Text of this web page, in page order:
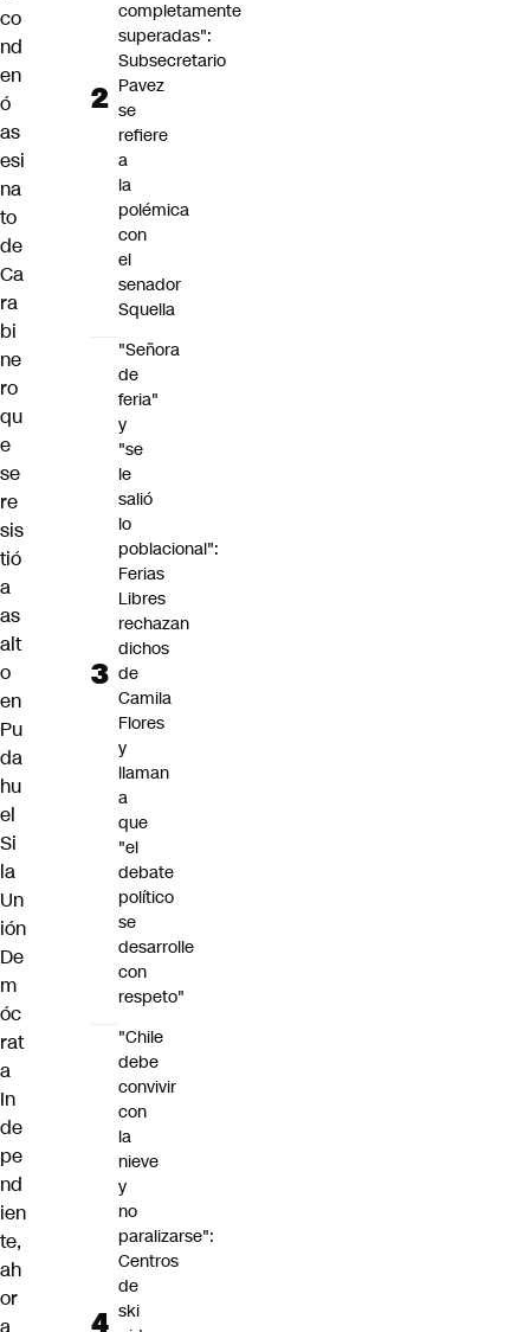
co
nd
en
ó
as
esi
na
to
de
Ca
ra
bi
ne
ro
qu
e
se
re
sis
tió
a
as
alt
o
en
Pu
da
hu
el
Si
la
Un
ión
De
m
óc
rat
a
In
de
pe
nd
ien
te,
ah
or
a
completamente
superadas":
Subsecretario
Pavez
se
refiere
a
la
polémica
con
el
senador
Squella
"Señora
de
feria"
y
"se
le
salió
lo
poblacional":
Ferias
Libres
rechazan
dichos
de
Camila
Flores
y
llaman
a
que
"el
debate
político
se
desarrolle
con
respeto"
"Chile
debe
convivir
con
la
nieve
y
no
paralizarse":
Centros
de
ski